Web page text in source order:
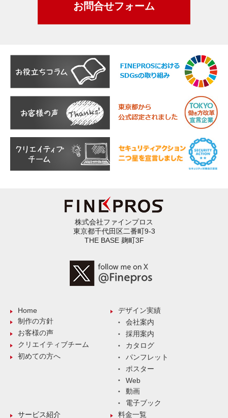
お問合せフォーム
株式会社ファインプロス
東京都千代田区二番町9-3
THE BASE 麹町3F
Home
制作の方針
お客様の声
クリエイティブチーム
初めての方へ
デザイン実績
会社案内
採用案内
カタログ
パンフレット
ポスター
Web
動画
電子ブック
サービス紹介
料金一覧